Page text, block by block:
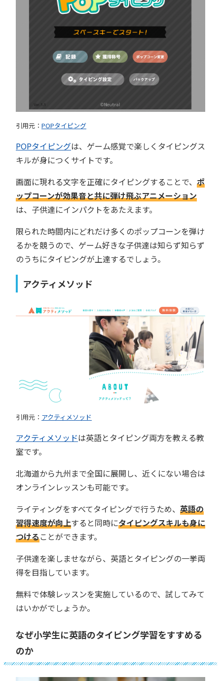
引用元： POPタイピング
POPタイピングは、ゲーム感覚で楽しくタイピングス
キルが身につくサイトです。
画面に現れる文字を正確にタイピングすることで、 ポ
ップコーンが効果音と共に弾け飛ぶアニメーション
は、子供達にインパクトをあたえます。
限られた時間内にどれだけ多くのポップコーンを弾け
るかを競うので、ゲーム好きな子供達は知らず知らず
のうちにタイピングが上達するでしょう。
アクティメソッド
引用元： アクティメソッド
アクティメソッドは英語とタイピング両方を教える教
室です。
北海道から九州まで全国に展開し、近くにない場合は
オンラインレッスンも可能です。
ライティングをすべてタイピングで行うため、 英語の
習得速度が向上すると同時にタイピングスキルも身に
つけることができます。
子供達を楽しませながら、英語とタイピングの一挙両
得を目指しています。
無料で体験レッスンを実施しているので、試してみて
はいかがでしょうか。
なぜ小学生に英語のタイピング学習をすすめる
のか